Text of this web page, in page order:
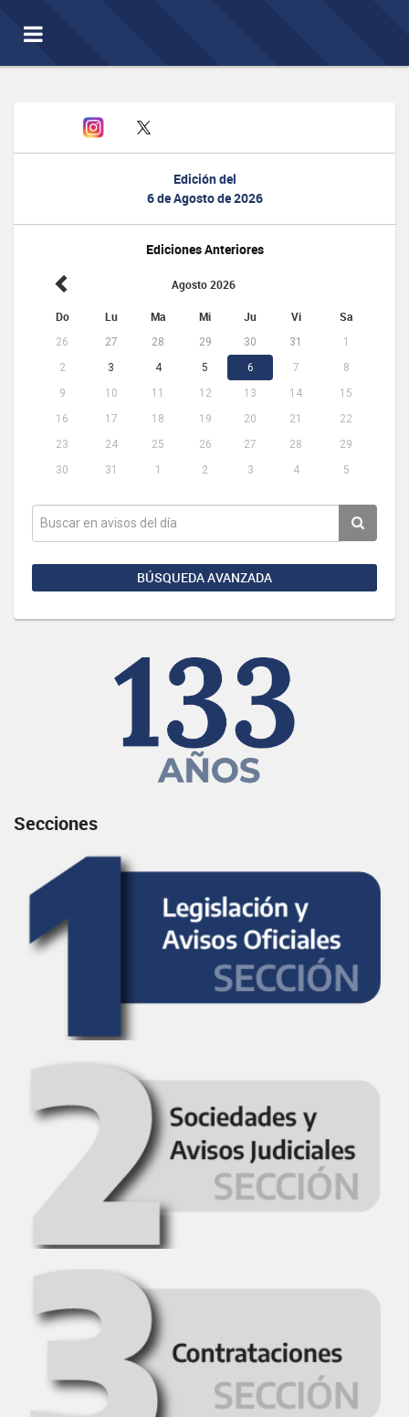
Toggle
navigation
Edición del
6 de Agosto de 2026
Ediciones Anteriores
Agosto 2026
Do Lu Ma Mi Ju Vi Sa
26 27 28 29 30 31
1
2
3 4 5 6 7
8
9
10 11 12 13 14
15
16
17 18 19 20 21
22
23
24 25 26 27 28
29
30
31 1 2 3 4 5
BÚSQUEDA AVANZADA
Secciones